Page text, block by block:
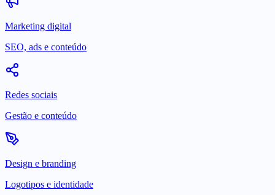
Marketing digital
SEO, ads e conteúdo
Redes sociais
Gestão e conteúdo
Design e branding
Logotipos e identidade